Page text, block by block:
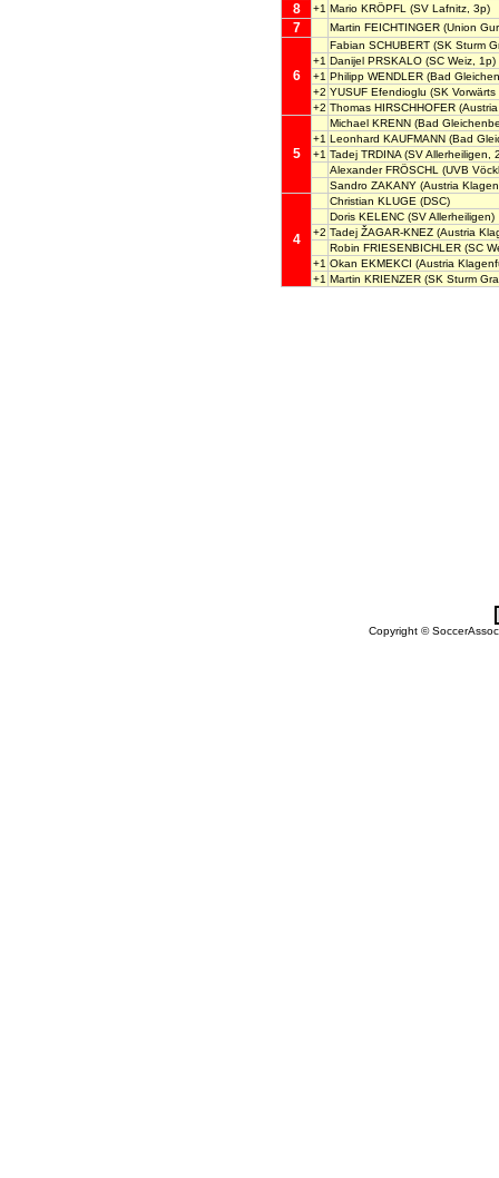
8 +1 Mario KRÖPFL (SV Lafnitz, 3p)
7 Martin FEICHTINGER (Union
6
Fabian SCHUBERT (SK Sturm
+1 Danijel PRSKALO (SC Weiz, 1p)
+1 Philipp WENDLER (Bad
+2 YUSUF Efendioglu (SK Vorwärts
+2 Thomas HIRSCHHOFER
5
Michael KRENN (Bad
+1 Leonhard KAUFMANN (Bad
+1 Tadej TRDINA (SV Allerheiligen,
Alexander FRÖSCHL
(UVB
Sandro ZAKANY (Austria
4
Christian KLUGE (DSC)
Doris KELENC (SV Allerheiligen)
+2 Tadej ŽAGAR-KNEZ (Austria
Robin FRIESENBICHLER (SC
+1 Okan EKMEKCI (Austria
+1 Martin KRIENZER (SK Sturm
Copyright ©